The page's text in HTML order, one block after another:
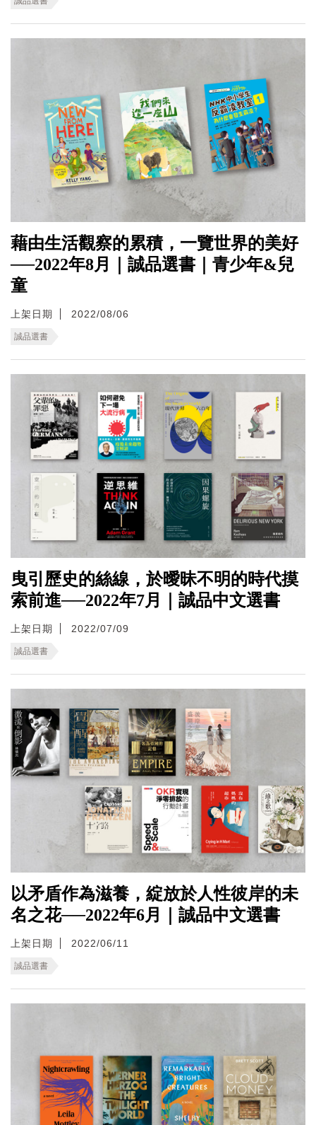
藉由生活觀察的累積，一覽世界的美好
──2022年8月｜誠品選書｜青少年&兒
童
上架日期 2022/08/06
誠品選書
曳引歷史的絲線，於曖昧不明的時代摸
索前進──2022年7月｜誠品中文選書
上架日期 2022/07/09
誠品選書
以矛盾作為滋養，綻放於人性彼岸的未
名之花──2022年6月｜誠品中文選書
上架日期 2022/06/11
誠品選書